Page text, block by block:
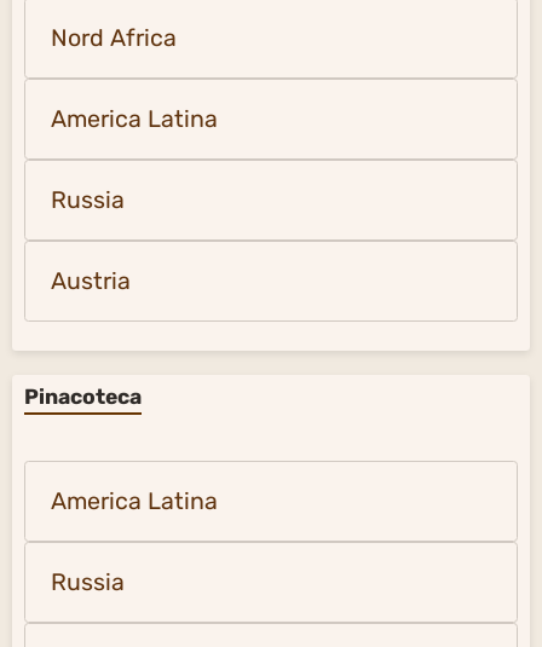
Nord Africa
America Latina
Russia
Austria
Pinacoteca
America Latina
Russia